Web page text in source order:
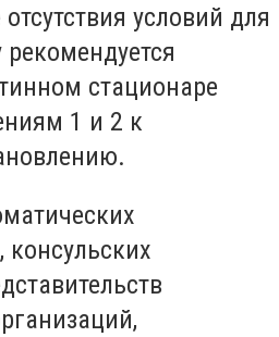
условий для
стационаре
1 и 2 к
консульских